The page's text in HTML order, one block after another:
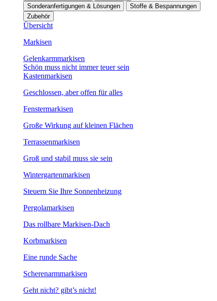
Sonderanfertigungen & Lösungen
Stoffe & Bespannungen
Zubehör
Übersicht
Markisen
Gelenkarmmarkisen
Schön muss nicht immer teuer sein
Kastenmarkisen
Geschlossen, aber offen für alles
Fenstermarkisen
Große Wirkung auf kleinen Flächen
Terrassenmarkisen
Groß und stabil muss sie sein
Wintergartenmarkisen
Steuern Sie Ihre Sonnenheizung
Pergolamarkisen
Das rollbare Markisen-Dach
Korbmarkisen
Eine runde Sache
Scherenarmmarkisen
Geht nicht? gibt’s nicht!